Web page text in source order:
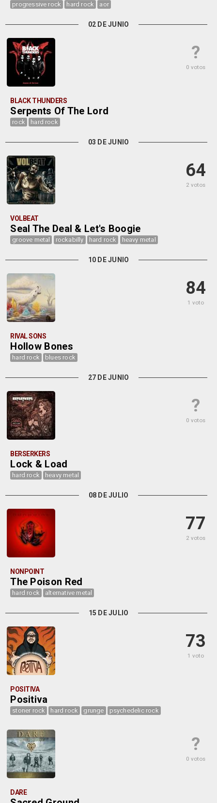
progressive rock hard rock aor
02 DE JUNIO
?
0 votos
BLACK THUNDERS
Serpents Of The Lord
rock hard rock
03 DE JUNIO
64
2 votos
VOLBEAT
Seal The Deal & Let's Boogie
groove metal rockabilly hard rock heavy metal
10 DE JUNIO
84
1 voto
RIVAL SONS
Hollow Bones
hard rock blues rock
27 DE JUNIO
?
0 votos
BERSERKERS
Lock & Load
hard rock heavy metal
08 DE JULIO
77
2 votos
NONPOINT
The Poison Red
hard rock alternative metal
15 DE JULIO
73
1 voto
POSITIVA
Positiva
stoner rock hard rock grunge psychedelic rock
?
0 votos
DARE